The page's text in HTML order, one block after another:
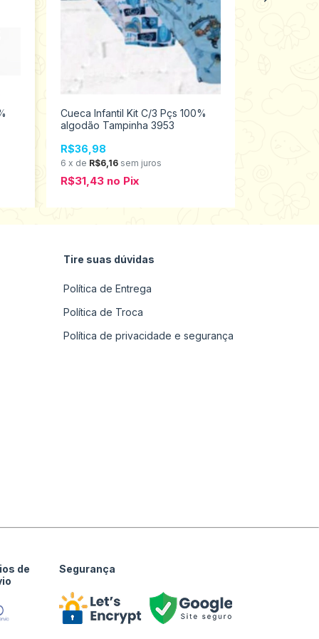
Cueca Infantil Kit C/3 Pçs 100%
algodão Tampinha 3953
R$36,98
6 x de R$6,16 sem juros
R$31,43 no Pix
Tire suas dúvidas
Política de Entrega
Política de Troca
Política de privacidade e segurança
de
Segurança